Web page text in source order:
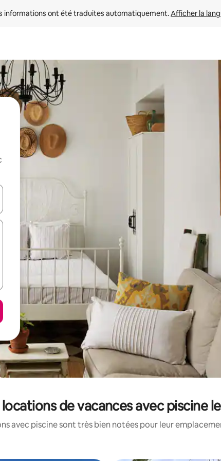
informations ont été traduites automatiquement. Afficher la
le haut et vers le bas pour les parcourir ou en appuyant et en
locations de vacances avec piscine
avec piscine sont très bien notées pour leur